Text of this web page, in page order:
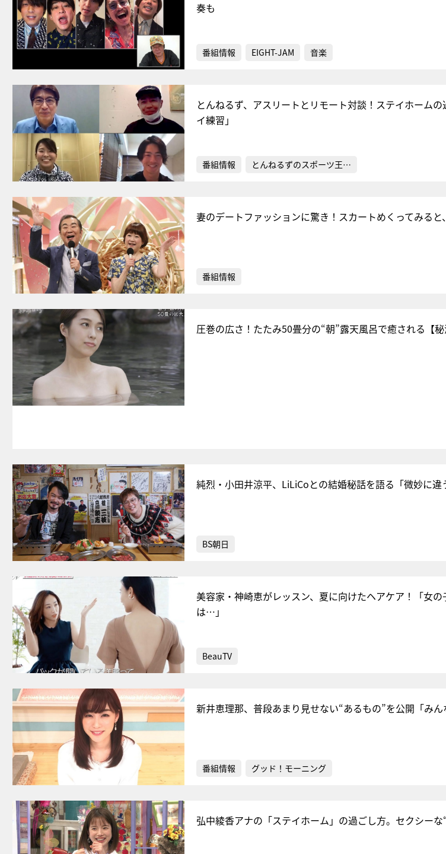
奏も
番組情報 EIGHT-JAM 音楽
とんねるず、アスリートとリモート対談！ステイホーム
イ練習」
番組情報 とんねるずのスポーツ王…
妻のデートファッションに驚き！スカートめくってみる
番組情報
圧巻の広さ！たたみ50畳分の“朝”露天風呂で癒される【秘
純烈・小田井涼平、LiLiCoとの結婚秘話を語る「微妙に違
BS朝日
美容家・神崎恵がレッスン、夏に向けたヘアケア！「女
は…」
BeauTV
新井恵理那、普段あまり見せない“あるもの”を公開「みん
番組情報 グッド！モーニング
弘中綾香アナの「ステイホーム」の過ごし方。セクシー